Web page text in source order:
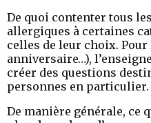
De quoi contenter tous
allergiques à certaines
celles de leur choix. Pour
anniversaire…),
créer des questions
personnes en particulier.
De manière générale, ce